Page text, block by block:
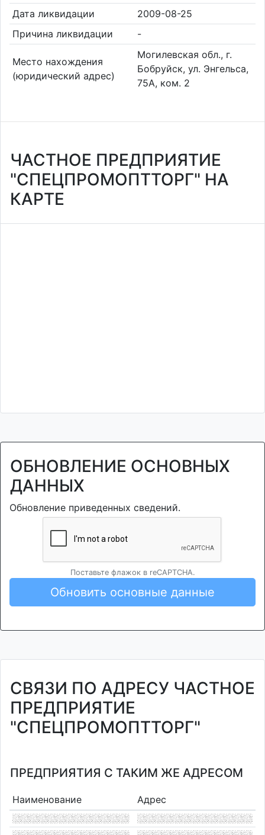
Дата ликвидации
2009-08-25
Причина ликвидации
-
Место нахождения
(юридический адрес)
Могилевская обл., г.
Бобруйск, ул. Энгельса,
75А, ком. 2
ЧАСТНОЕ ПРЕДПРИЯТИЕ
"СПЕЦПРОМОПТТОРГ" НА
КАРТЕ
ОБНОВЛЕНИЕ ОСНОВНЫХ
ДАННЫХ
Обновление приведенных сведений.
Поставьте флажок в reCAPTCHA.
Обновить основные данные
СВЯЗИ ПО АДРЕСУ ЧАСТНОЕ
ПРЕДПРИЯТИЕ
"СПЕЦПРОМОПТТОРГ"
ПРЕДПРИЯТИЯ С ТАКИМ ЖЕ АДРЕСОМ
Наименование Адрес